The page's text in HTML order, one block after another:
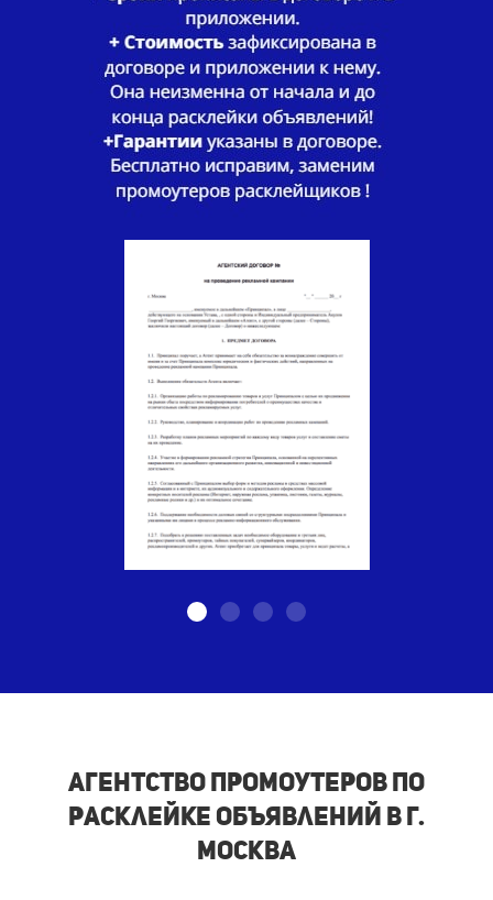
Агентство промоутеров по
расклейке объявлений в г.
Москва